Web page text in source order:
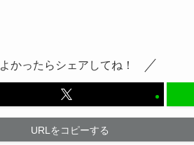
よかったらシェアしてね！
URLをコピーする